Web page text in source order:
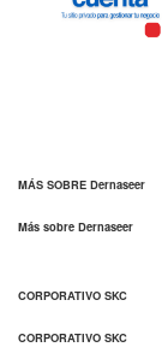
MÁS SOBRE Dernaseer
Más sobre Dernaseer
CORPORATIVO SKC
CORPORATIVO SKC